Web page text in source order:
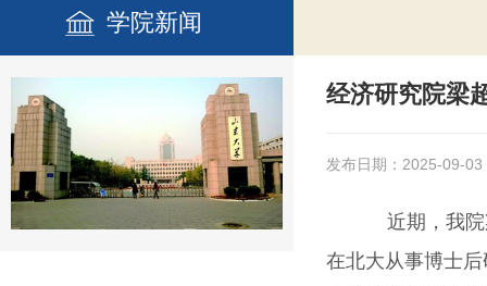
学院新闻
经济研究院梁
发布日期：2025-09-03
近期，我院
在北大从事博士